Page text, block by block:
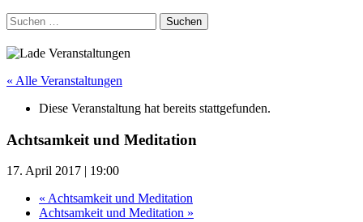
Suchen
nach:
« Alle Veranstaltungen
Diese Veranstaltung hat bereits stattgefunden.
Achtsamkeit und Meditation
17. April 2017 | 19:00
« Achtsamkeit und Meditation
Achtsamkeit und Meditation »